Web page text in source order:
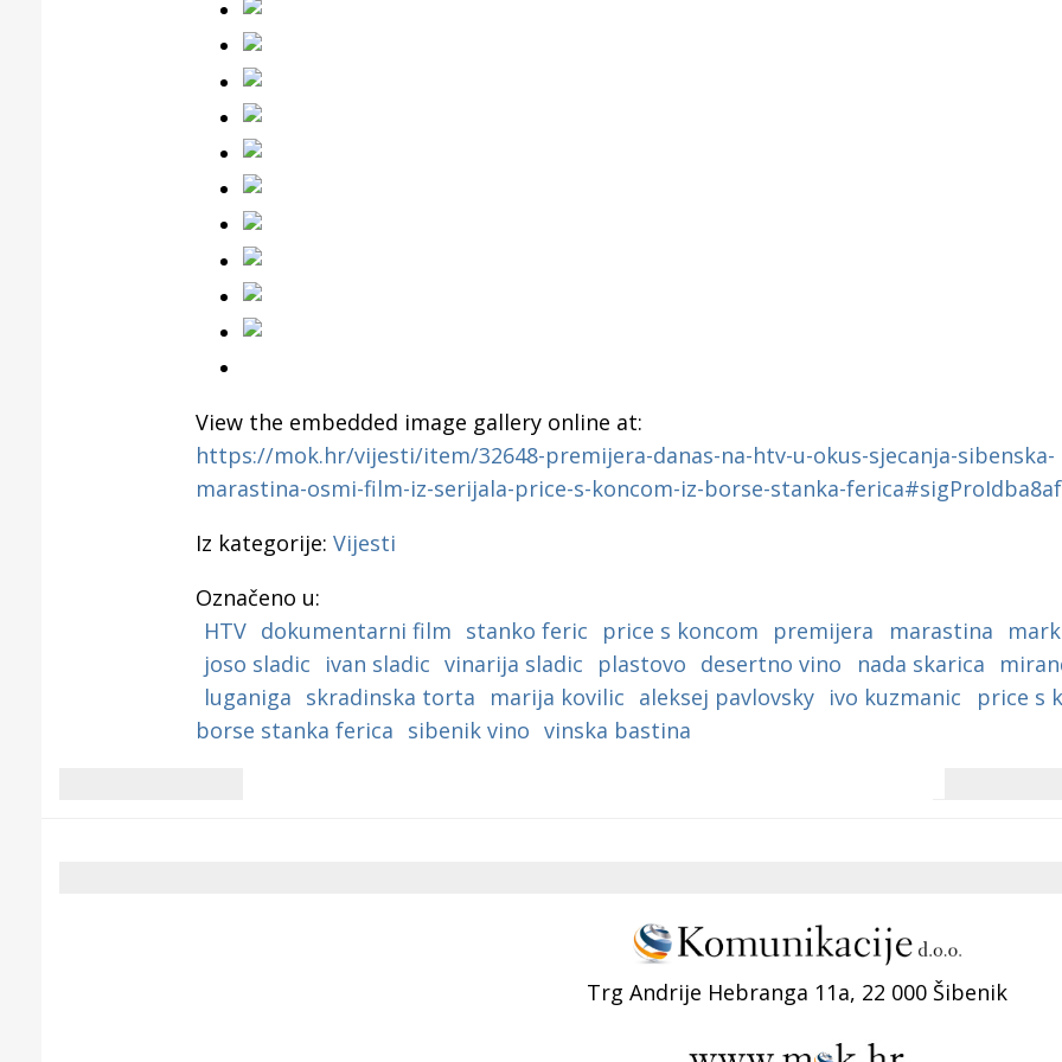
View the embedded image gallery online at:
https://mok.hr/vijesti/item/32648-premijera-danas-na-htv-u-okus-sjecanja-sibenska-
marastina-osmi-film-iz-serijala-price-s-koncom-iz-borse-stanka-
Iz kategorije: Vijesti
Označeno u:
HTV dokumentarni film stanko feric price s koncom premijera marastina
joso sladic
ivan sladic vinarija sladic plastovo desertno vino nada skarica
luganiga skradinska torta marija kovilic aleksej pavlovsky ivo kuzmanic
price s
borse stanka ferica sibenik vino vinska bastina
Trg Andrije Hebranga 11a, 22 000 Šibenik